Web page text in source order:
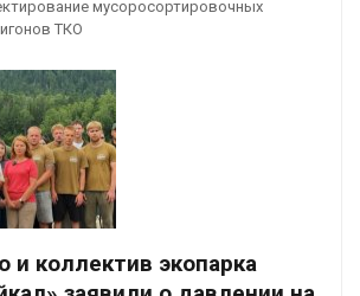
мусоросортировочных
ТКО
и коллектив экопарка